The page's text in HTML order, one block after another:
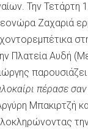
Την Τετάρτη
Ζαχαριά
Πλατεία Αυδή
παρουσιάζει
πέρασε σαν
Μπακιρτζή